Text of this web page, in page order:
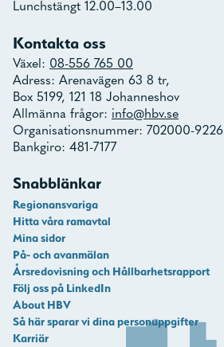
Lunchstängt 12.00–13.00
Kontakta oss
Växel: 08-556 765 00
Adress: Arenavägen 63 8 tr,
Box 5199, 121 18 Johanneshov
Allmänna frågor: info@hbv.se
Organisationsnummer: 702000-9226
Bankgiro: 481-7177
Snabblänkar
Regionansvariga
Hitta våra ramavtal
Mina sidor
På- och avanmälan
Årsredovisning och Hållbarhetsrapport
Följ oss på LinkedIn
About HBV
Så här sparar vi dina personuppgifter
Karriär